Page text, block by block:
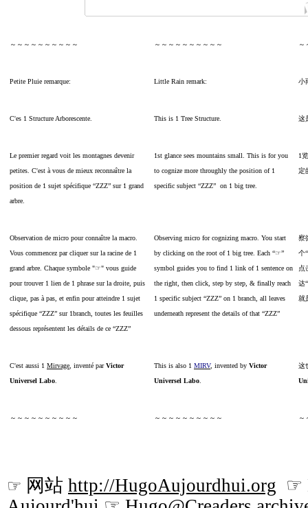
～～～～～～～～～～ ～～～～～～～～～～ ～
Petite Pluie remarque: Little Rain remark: 小
C'es 1 Structure Arborescente. This is 1 Tree Structure. 这
Le premier regard voit les montagnes devenir
petites. C'est à vous de mieux reconnaître la
position de 1 sujet spécifique “ZZZ” sur 1 grand
arbre.
1st glance sees mountains small. This is for you
to cognize more throughly the position of 1
specific subject “ZZZ” on 1 big tree.
1
定
Observation de micro pour connaître la macro.
Vous commencez par cliquer sur la racine de 1
grand arbre. Chaque symbole "☞" vous guide
pour trouver 1 lien de 1 phrase sur la droite, puis
clique, pas à pas, et enfin pour atteindre 1 sujet
spécifique “ZZZ” sur 1branch, toutes les feuilles
dessous représentent les détails de ce “ZZZ”
Observing micro for cognizing macro. You start
by clicking on the root of 1 big tree. Each “☞”
symbol guides you to find 1 link of 1 sentence on
the right, then click, step by step, & finally reach
1 specific subject “ZZZ” on 1 branch, all leaves
underneath represent the details of that “ZZZ”
察
个
点
达“
就
C'est aussi 1 Mirvage , inventé parVictor
Universel Labo
This is also 1 MIRV, invented by Victor
Universel Labo
这
～～～～～～～～～～ ～～～～～～～～～～ ～
☞ 网站 http://HugoAujourdhui.org ☞